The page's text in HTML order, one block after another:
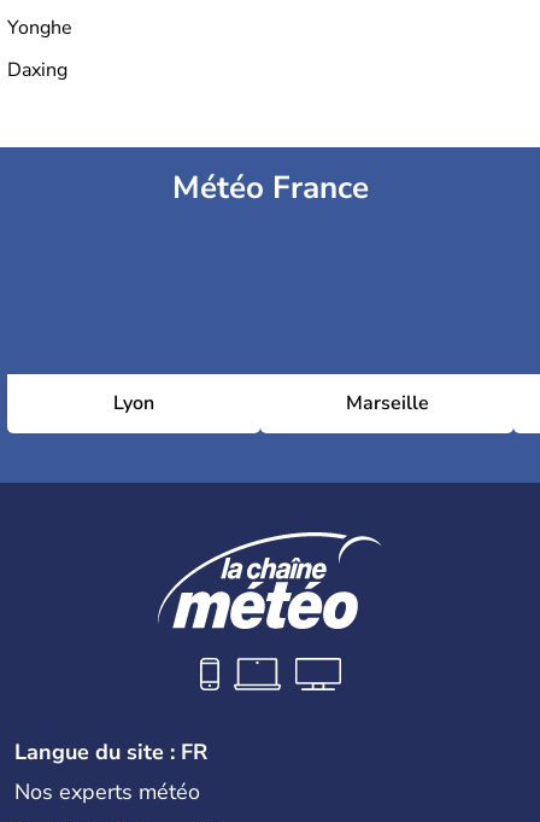
Yonghe
Daxing
Météo France
Lyon Marseille
Langue du site : FR
Nos experts météo